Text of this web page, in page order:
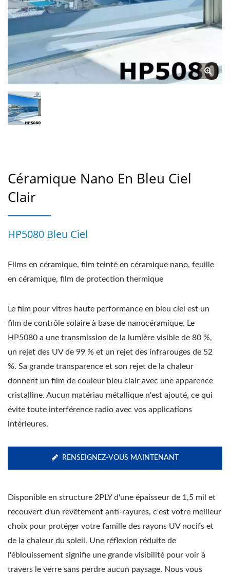
Céramique Nano En Bleu Ciel
Clair
HP5080 Bleu Ciel
Films en céramique, film teinté en céramique nano, feuille
en céramique, film de protection thermique
Le film pour vitres haute performance en bleu ciel est un
film de contrôle solaire à base de nanocéramique. Le
HP5080 a une transmission de la lumière visible de 80 %,
un rejet des UV de 99 % et un rejet des infrarouges de 52
%. Sa grande transparence et son rejet de la chaleur
donnent un film de couleur bleu clair avec une apparence
cristalline. Aucun matériau métallique n'est ajouté, ce qui
évite toute interférence radio avec vos applications
intérieures.
RENSEIGNEZ-VOUS MAINTENANT
Disponible en structure 2PLY d'une épaisseur de 1,5 mil et
recouvert d'un revêtement anti-rayures, c'est votre meilleur
choix pour protéger votre famille des rayons UV nocifs et
de la chaleur du soleil. Une réflexion réduite de
l'éblouissement signifie une grande visibilité pour voir à
travers le verre sans perdre aucun paysage. Nous vous